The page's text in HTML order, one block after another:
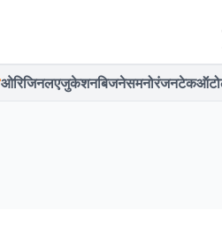
ओरिजिनलएजुकेशनबिजनेसमनोरंजनटेकऑटो